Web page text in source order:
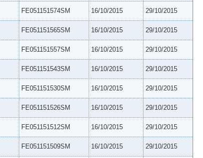
FE051151574SM 16/10/2015 29/10/2015
FE051151565SM 16/10/2015 29/10/2015
FE051151557SM 16/10/2015 29/10/2015
FE051151543SM 16/10/2015 29/10/2015
FE051151530SM 16/10/2015 29/10/2015
FE051151526SM 16/10/2015 29/10/2015
FE051151512SM 16/10/2015 29/10/2015
FE051151509SM 16/10/2015 29/10/2015